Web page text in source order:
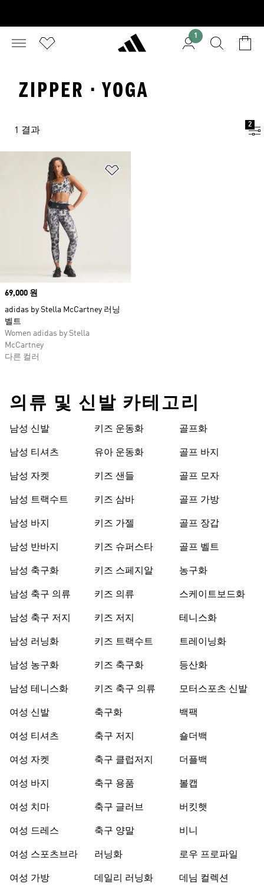
1
ZIPPER · YOGA
1 결과
2
Price
69,000 원
adidas by Stella McCartney 러닝
벨트
Women adidas by Stella
McCartney
다른 컬러
의류 및 신발 카테고리
남성 신발
남성 티셔츠
남성 자켓
남성 트랙수트
남성 바지
남성 반바지
남성 축구화
남성 축구 의류
남성 축구 저지
남성 러닝화
남성 농구화
남성 테니스화
여성 신발
여성 티셔츠
여성 자켓
여성 바지
여성 치마
여성 드레스
여성 스포츠브라
여성 가방
키즈 운동화
유아 운동화
키즈 샌들
키즈 삼바
키즈 가젤
키즈 슈퍼스타
키즈 스페지알
키즈 의류
키즈 저지
키즈 트랙수트
키즈 축구화
키즈 축구 의류
축구화
축구 저지
축구 클럽저지
축구 용품
축구 글러브
축구 양말
러닝화
데일리 러닝화
골프화
골프 바지
골프 모자
골프 가방
골프 장갑
골프 벨트
농구화
스케이트보드화
테니스화
트레이닝화
등산화
모터스포츠 신발
백팩
숄더백
더플백
볼캡
버킷햇
비니
로우 프로파일
데님 컬렉션